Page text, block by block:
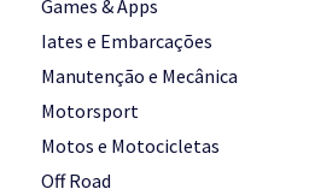
Games & Apps
Iates e Embarcações
Manutenção e Mecânica
Motorsport
Motos e Motocicletas
Off Road